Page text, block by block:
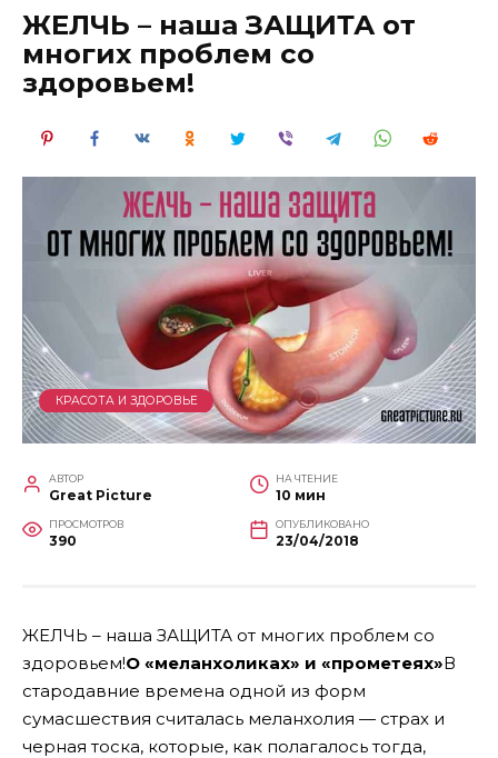
ЖЕЛЧЬ – наша ЗАЩИТА от
многих проблем со
здоровьем!
КРАСОТА И ЗДОРОВЬЕ
АВТОР
Great Picture
НА ЧТЕНИЕ
10 мин
ПРОСМОТРОВ
390
ОПУБЛИКОВАНО
23/04/2018
ЖЕЛЧЬ – наша ЗАЩИТА от многих проблем со
здоровьем!О «меланхоликах» и «прометеях»В
стародавние времена одной из форм
сумасшествия считалась меланхолия — страх и
черная тоска, которые, как полагалось тогда,